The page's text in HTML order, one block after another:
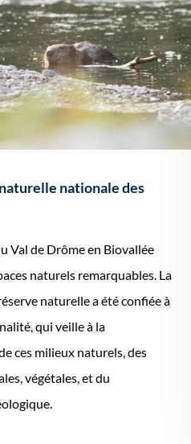
nationale des
Val de Drôme en Biovallée
naturels remarquables. La
naturelle a été confiée à
qui veille à la
ces milieux naturels, des
végétales, et du